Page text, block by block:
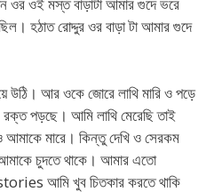
হঠাত রোদ্দুর ওর বাড়া টা আমার গুদে
উঠি। আর ওকে জোরে লাথি মারি ও পড়ে
পড়ছে। আমি লাথি মেরেছি তাই
মারে। কিন্তু দেখি ও সেরকম
চুদতে থাকে। আমার এতো
আমি খুব চিতকার করতে থাকি